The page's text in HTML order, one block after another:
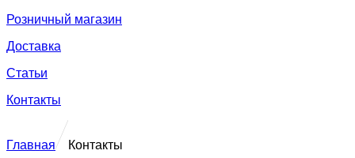
Розничный магазин
Доставка
Статьи
Контакты
Главная Контакты